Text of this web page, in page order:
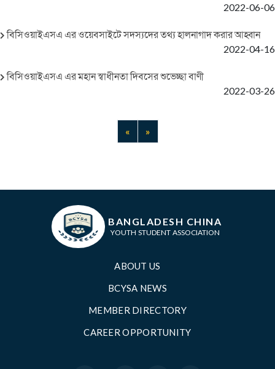
2022-06-06
বিসিওয়াইএসএ এর ওয়েবসাইটে সদস্যদের তথ্য হালনাগাদ করার আহ্বান
2022-04-16
বিসিওয়াইএসএ এর মহান স্বাধীনতা দিবসের শুভেচ্ছা বাণী
2022-03-26
«Previous
»Next
BANGLADESH CHINA
YOUTH STUDENT ASSOCIATION
ABOUT US
BCYSA NEWS
MEMBER DIRECTORY
CAREER OPPORTUNITY